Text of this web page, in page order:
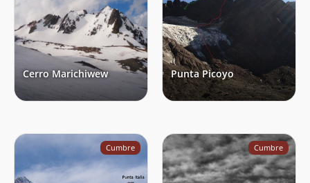
Cerro Marichiwew Punta Picoyo
Cumbre Cumbre